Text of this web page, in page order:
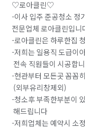
♡로아클린♡
-이사 입주 준공청소 정
전문업체 로아클린입니
-로아클린은 하루한집
-저희는 일용직 도급이
전속 직원들이 시공합
-현관부터 모든곳 꼼꼼
(외부유리창제외)
-청소후 부족한부분이
해드립니다
-저희업체는 예약시 소